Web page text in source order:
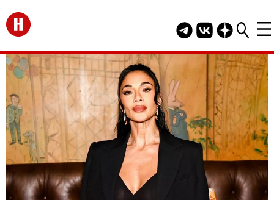
Перейти на главную
Telegram канал
Группа HELLO
Канал